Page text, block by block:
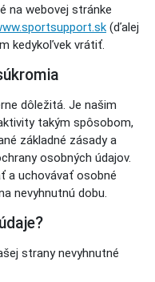
na webovej stránke
(ďalej
kedykoľvek vrátiť.
dôležitá. Je našim
takým spôsobom,
základné zásady a
osobných údajov.
a uchovávať osobné
nevyhnutnú dobu.
strany nevyhnutné